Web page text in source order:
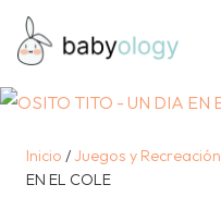
Inicio /Juegos y Recreación
EN EL COLE